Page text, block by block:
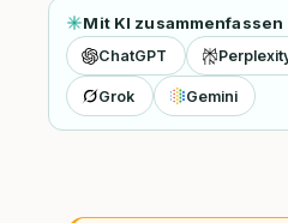
Mit KI zusammenfassen
ChatGPT
Grok Gemini